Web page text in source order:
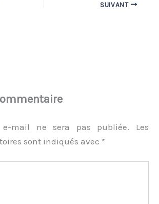
SUIVANT
e-mail ne sera pas publiée.
Les
sont indiqués avec *